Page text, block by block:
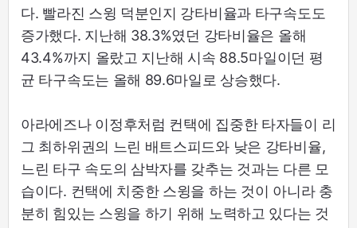
다. 빨라진 스윙 덕분인지 강타비율과 타구속도도
증가했다. 지난해 38.3%였던 강타비율은 올해
43.4%까지 올랐고 지난해 시속 88.5마일이던 평
균 타구속도는 올해 89.6마일로 상승했다.
아라에즈나 이정후처럼 컨택에 집중한 타자들이 리
그 최하위권의 느린 배트스피드와 낮은 강타비율,
느린 타구 속도의 삼박자를 갖추는 것과는 다른 모
습이다. 컨택에 치중한 스윙을 하는 것이 아니라 충
분히 힘있는 스윙을 하기 위해 노력하고 있다는 것